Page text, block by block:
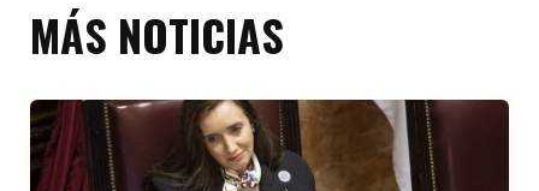
MÁS NOTICIAS